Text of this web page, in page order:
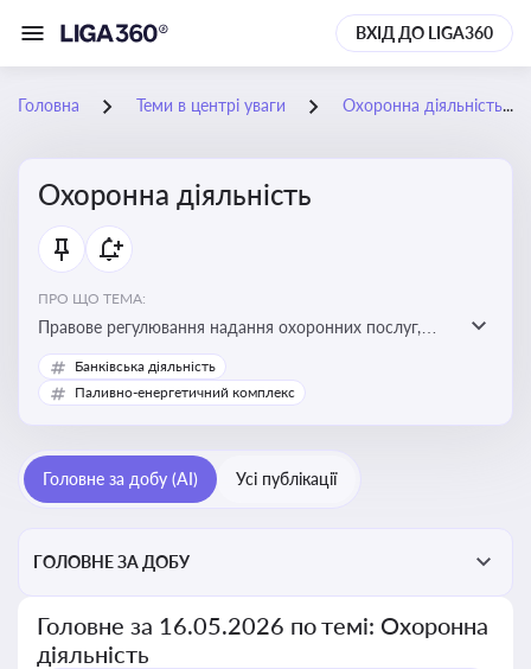
ВХІД ДО LIGA360
Головна Теми в центрі уваги Охоронна діяльність
Охоронна діяльність
ПРО ЩО ТЕМА:
Правове регулювання надання охоронних послуг,
вимоги до ліцензування, персоналу, технічних засобів
охорони та організації пультової й фізичної охорони
Банківська діяльність
Паливно-енергетичний комплекс
Головне за добу (AI) Усі публікації
ГОЛОВНЕ ЗА ДОБУ
Головне за 16.05.2026 по темі: Охоронна
діяльність